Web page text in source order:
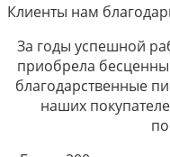
Клиенты нам
За годы успешной
приобрела
благодарственные
наших